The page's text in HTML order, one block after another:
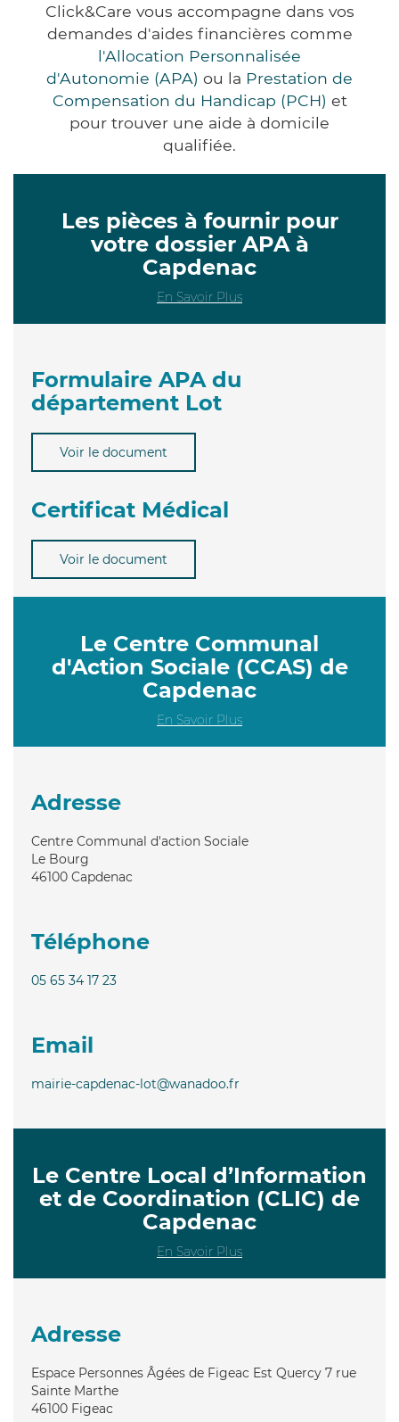
Click&Care vous accompagne dans vos
demandes d'aides financières comme
l'Allocation Personnalisée
d'Autonomie (APA) ou la Prestation de
Compensation du Handicap (PCH) et
pour trouver une aide à domicile
qualifiée.
Les pièces à fournir pour
votre dossier APA à
Capdenac
En Savoir Plus
Formulaire APA du
département Lot
Voir le document
Certificat Médical
Voir le document
Le Centre Communal
d'Action Sociale (CCAS) de
Capdenac
En Savoir Plus
Adresse
Centre Communal d'action Sociale
Le Bourg
46100 Capdenac
Téléphone
05 65 34 17 23
Email
mairie-capdenac-lot@wanadoo.fr
Le Centre Local d’Information
et de Coordination (CLIC) de
Capdenac
En Savoir Plus
Adresse
Espace Personnes Âgées de Figeac Est Quercy 7 rue
Sainte Marthe
46100 Figeac